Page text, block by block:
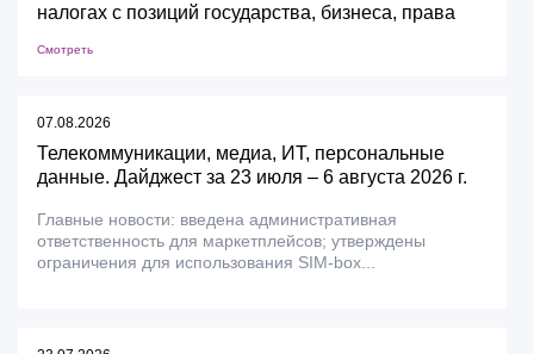
налогах с позиций государства, бизнеса, права
Смотреть
07.08.2026
Телекоммуникации, медиа, ИТ, персональные
данные. Дайджест за 23 июля – 6 августа 2026 г.
Главные новости: введена административная
ответственность для маркетплейсов; утверждены
ограничения для использования SIM-box...